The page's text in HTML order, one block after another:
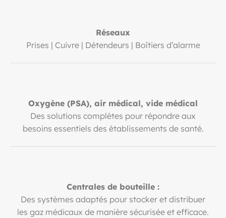
Réseaux
Prises | Cuivre | Détendeurs | Boîtiers d’alarme
Oxygène (PSA), air médical, vide médical
Des solutions complètes pour répondre aux
besoins essentiels des établissements de santé.
Centrales de bouteille :
Des systèmes adaptés pour stocker et distribuer
les gaz médicaux de manière sécurisée et efficace.